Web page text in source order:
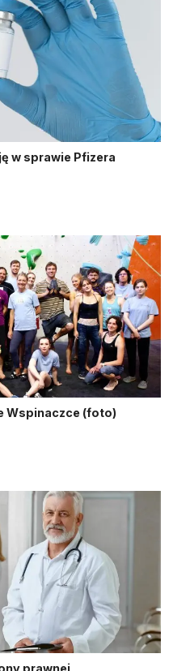
w sprawie Pfizera
Wspinaczce (foto)
prawnej